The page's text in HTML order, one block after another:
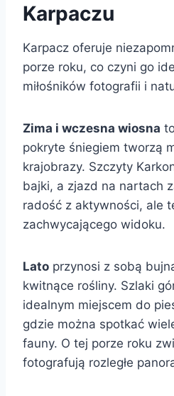
Karpaczu
Karpacz oferuje
porze roku, co czyni go
miłośników fotografii i
Zima i wczesna wiosna
pokryte śniegiem tworzą
krajobrazy. Szczyty
bajki, a zjazd na nartach
radość z aktywności, ale
zachwycającego widoku.
Lato przynosi z sobą
kwitnące rośliny. Szlaki
idealnym miejscem do
gdzie można spotkać
fauny. O tej porze roku
fotografują rozległe